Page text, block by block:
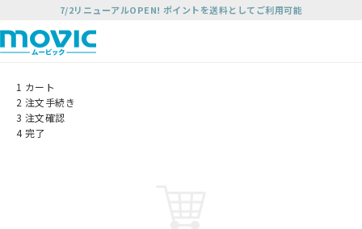
7/2リニューアルOPEN! ポイントを送料としてご利用可能
1 カート
2 注文手続き
3 注文確認
4 完了